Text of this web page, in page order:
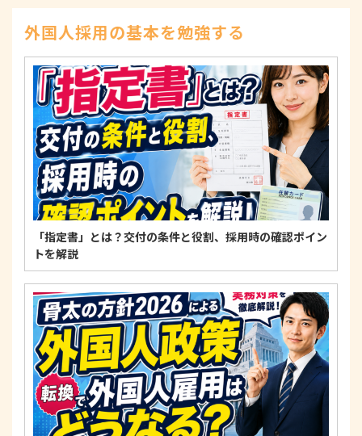
示、訂正、削除、または利用もしくは提供の停止等
を求められたときは、適法かつ遅滞なく応じます。
4. 法令・指針・規範の遵守について
適正な個人情報保護の実現のため、個人情報の取扱
いに関する法令、国が定める指針およびその他の規
範を遵守します。
個人情報に関するお問い合わせ窓口
〒125-0061東京都葛飾区亀有3-21-11 藍ビル202
TEL：0120-550-580
株式会社 アルフォース･ワン 個人情報保護担当
外国人採用の基本を勉強する
「指定書」とは？交付の条件と役割、採用時の確認ポイン
トを解説